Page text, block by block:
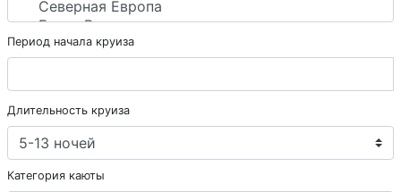
Период начала круиза
Длительность круиза
Категория каюты